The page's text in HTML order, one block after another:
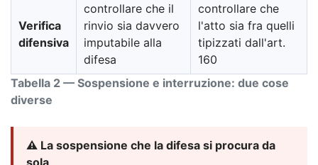
Tabella 2 — Sospensione e interruzione: due cose
diverse
Verifica
difensiva
controllare che il
rinvio sia davvero
imputabile alla
difesa
controllare che
l'atto sia fra quelli
tipizzati dall'art.
160
⚠️ La sospensione che la difesa si procura da
sola